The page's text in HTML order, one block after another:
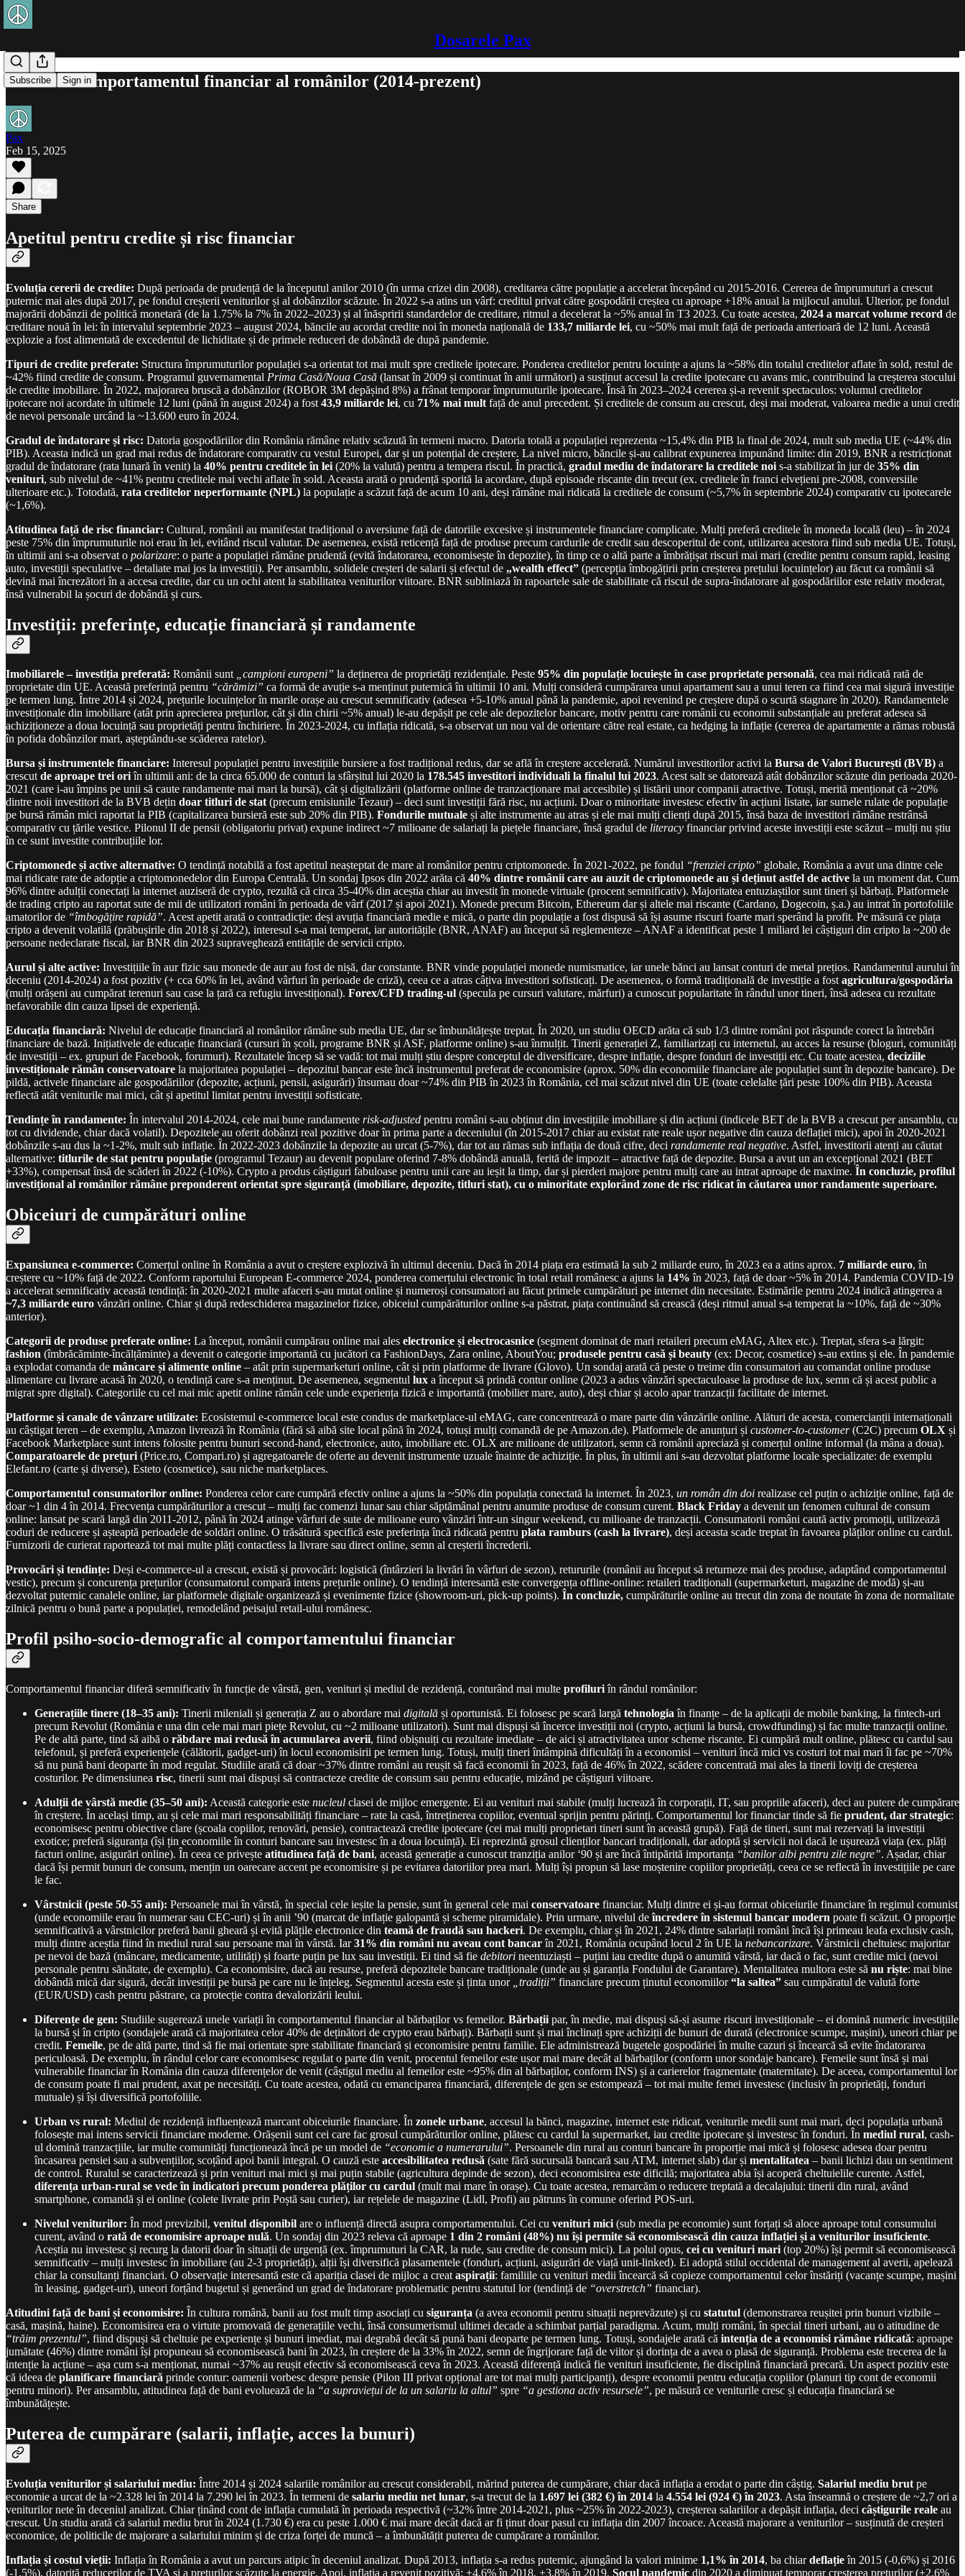
Dosarele Pax
Subscribe Sign in
Analiză: Comportamentul financiar al românilor (2014-prezent)
Pax
Feb 15, 2025
Share
Apetitul pentru credite și risc financiar
Evoluția cererii de credite: După perioada de prudență de la începutul anilor 2010 (în urma crizei din 2008), creditarea către populație a accelerat începând cu 2015-2016. Cererea de împrumuturi a crescut
puternic mai ales după 2017, pe fondul creșterii veniturilor și al dobânzilor scăzute. În 2022 s-a atins un vârf: creditul privat către gospodării creștea cu aproape +18% anual la mijlocul anului. Ulterior, pe fondul
majorării dobânzii de politică monetară (de la 1.75% la 7% în 2022–2023) și al înăspririi standardelor de creditare, ritmul a decelerat la ~5% anual în T3 2023. Cu toate acestea, 2024 a marcat volume record de
creditare nouă în lei: în intervalul septembrie 2023 – august 2024, băncile au acordat credite noi în moneda națională de 133,7 miliarde lei, cu ~50% mai mult față de perioada anterioară de 12 luni. Această
explozie a fost alimentată de excedentul de lichiditate și de primele reduceri de dobândă de după pandemie.
Tipuri de credite preferate: Structura împrumuturilor populației s-a orientat tot mai mult spre creditele ipotecare. Ponderea creditelor pentru locuințe a ajuns la ~58% din totalul creditelor aflate în sold, restul de
~42% fiind credite de consum. Programul guvernamental Prima Casă/Noua Casă (lansat în 2009 și continuat în anii următori) a susținut accesul la credite ipotecare cu avans mic, contribuind la creșterea stocului
de credite imobiliare. În 2022, majorarea bruscă a dobânzilor (ROBOR 3M depășind 8%) a frânat temporar împrumuturile ipotecare. Însă în 2023–2024 cererea și-a revenit spectaculos: volumul creditelor
ipotecare noi acordate în ultimele 12 luni (până în august 2024) a fost 43,9 miliarde lei, cu 71% mai mult față de anul precedent. Și creditele de consum au crescut, deși mai moderat, valoarea medie a unui credit
de nevoi personale urcând la ~13.600 euro în 2024.
Gradul de îndatorare și risc: Datoria gospodăriilor din România rămâne relativ scăzută în termeni macro. Datoria totală a populației reprezenta ~15,4% din PIB la final de 2024, mult sub media UE (~44% din
PIB). Aceasta indică un grad mai redus de îndatorare comparativ cu vestul Europei, dar și un potențial de creștere. La nivel micro, băncile și-au calibrat expunerea impunând limite: din 2019, BNR a restricționat
gradul de îndatorare (rata lunară în venit) la 40% pentru creditele în lei (20% la valută) pentru a tempera riscul. În practică, gradul mediu de îndatorare la creditele noi s-a stabilizat în jur de 35% din
venituri, sub nivelul de ~41% pentru creditele mai vechi aflate în sold. Aceasta arată o prudență sporită la acordare, după episoade riscante din trecut (ex. creditele în franci elvețieni pre-2008, conversiile
ulterioare etc.). Totodată, rata creditelor neperformante (NPL) la populație a scăzut față de acum 10 ani, deși rămâne mai ridicată la creditele de consum (~5,7% în septembrie 2024) comparativ cu ipotecarele
(~1,6%).
Atitudinea față de risc financiar: Cultural, românii au manifestat tradițional o aversiune față de datoriile excesive și instrumentele financiare complicate. Mulți preferă creditele în moneda locală (leu) – în 2024
peste 75% din împrumuturile noi erau în lei, evitând riscul valutar. De asemenea, există reticență față de produse precum cardurile de credit sau descoperitul de cont, utilizarea acestora fiind sub media UE. Totuși,
în ultimii ani s-a observat o polarizare: o parte a populației rămâne prudentă (evită îndatorarea, economisește în depozite), în timp ce o altă parte a îmbrățișat riscuri mai mari (credite pentru consum rapid, leasing
auto, investiții speculative – detaliate mai jos la investiții). Per ansamblu, solidele creșteri de salarii și efectul de „wealth effect” (percepția îmbogățirii prin creșterea prețului locuințelor) au făcut ca românii să
devină mai încrezători în a accesa credite, dar cu un ochi atent la stabilitatea veniturilor viitoare. BNR subliniază în rapoartele sale de stabilitate că riscul de supra-îndatorare al gospodăriilor este relativ moderat,
însă vulnerabil la șocuri de dobândă și curs.
Investiții: preferințe, educație financiară și randamente
Imobiliarele – investiția preferată: Românii sunt „campioni europeni” la deținerea de proprietăți rezidențiale. Peste 95% din populație locuiește în case proprietate personală, cea mai ridicată rată de
proprietate din UE. Această preferință pentru “cărămizi” ca formă de avuție s-a menținut puternică în ultimii 10 ani. Mulți consideră cumpărarea unui apartament sau a unui teren ca fiind cea mai sigură investiție
pe termen lung. Între 2014 și 2024, prețurile locuințelor în marile orașe au crescut semnificativ (adesea +5-10% anual până la pandemie, apoi revenind pe creștere după o scurtă stagnare în 2020). Randamentele
investiționale din imobiliare (atât prin aprecierea prețurilor, cât și din chirii ~5% anual) le-au depășit pe cele ale depozitelor bancare, motiv pentru care românii cu economii substanțiale au preferat adesea să
achiziționeze a doua locuință sau proprietăți pentru închiriere. În 2023-2024, cu inflația ridicată, s-a observat un nou val de orientare către real estate, ca hedging la inflație (cererea de apartamente a rămas robustă
în pofida dobânzilor mari, așteptându-se scăderea ratelor).
Bursa și instrumentele financiare: Interesul populației pentru investițiile bursiere a fost tradițional redus, dar se află în creștere accelerată. Numărul investitorilor activi la Bursa de Valori București (BVB) a
crescutde aproape trei oriîn ultimii ani: de la circa 65.000 de conturi la sfârșitul lui 2020 la 178.545 investitori individuali la finalul lui 2023. Acest salt se datorează atât dobânzilor scăzute din perioada 2020-
2021 (care i-au împins pe unii să caute randamente mai mari la bursă), cât și digitalizării (platforme online de tranzacționare mai accesibile) și listării unor companii atractive. Totuși, merită menționat că ~20%
dintre noii investitori de la BVB dețin doar titluri de stat(precum emisiunile Tezaur) – deci sunt investiții fără risc, nu acțiuni. Doar o minoritate investesc efectiv în acțiuni listate, iar sumele rulate de populație
pe bursă rămân mici raportat la PIB (capitalizarea bursieră este sub 20% din PIB). Fondurile mutuale și alte instrumente au atras și ele mai mulți clienți după 2015, însă baza de investitori rămâne restrânsă
comparativ cu țările vestice. Pilonul II de pensii (obligatoriu privat) expune indirect ~7 milioane de salariați la piețele financiare, însă gradul de literacy financiar privind aceste investiții este scăzut – mulți nu știu
în ce sunt investite contribuțiile lor.
Criptomonede și active alternative: O tendință notabilă a fost apetitul neașteptat de mare al românilor pentru criptomonede. În 2021-2022, pe fondul “frenziei cripto” globale, România a avut una dintre cele
mai ridicate rate de adopție a criptomonedelor din Europa Centrală. Un sondaj Ipsos din 2022 arăta că 40% dintre românii care au auzit de criptomonede au și deținut astfel de active la un moment dat. Cum
96% dintre adulții conectați la internet auziseră de crypto, rezultă că circa 35-40% din aceștia chiar au investit în monede virtuale (procent semnificativ). Majoritatea entuziaștilor sunt tineri și bărbați. Platformele
de trading cripto au raportat sute de mii de utilizatori români în perioada de vârf (2017 și apoi 2021). Monede precum Bitcoin, Ethereum dar și altele mai riscante (Cardano, Dogecoin, ș.a.) au intrat în portofoliile
amatorilor de “îmbogățire rapidă”. Acest apetit arată o contradicție: deși avuția financiară medie e mică, o parte din populație a fost dispusă să își asume riscuri foarte mari sperând la profit. Pe măsură ce piața
cripto a devenit volatilă (prăbușirile din 2018 și 2022), interesul s-a mai temperat, iar autoritățile (BNR, ANAF) au început să reglementeze – ANAF a identificat peste 1 miliard lei câștiguri din cripto la ~200 de
persoane nedeclarate fiscal, iar BNR din 2023 supraveghează entitățile de servicii cripto.
Aurul și alte active: Investițiile în aur fizic sau monede de aur au fost de nișă, dar constante. BNR vinde populației monede numismatice, iar unele bănci au lansat conturi de metal prețios. Randamentul aurului în
deceniu (2014-2024) a fost pozitiv (+ cca 60% în lei, având vârfuri în perioade de criză), ceea ce a atras câțiva investitori sofisticați. De asemenea, o formă tradițională de investiție a fostagricultura/gospodăria
(mulți orășeni au cumpărat terenuri sau case la țară ca refugiu investițional). Forex/CFD trading-ul (specula pe cursuri valutare, mărfuri) a cunoscut popularitate în rândul unor tineri, însă adesea cu rezultate
nefavorabile din cauza lipsei de experiență.
Educația financiară: Nivelul de educație financiară al românilor rămâne sub media UE, dar se îmbunătățește treptat. În 2020, un studiu OECD arăta că sub 1/3 dintre români pot răspunde corect la întrebări
financiare de bază. Inițiativele de educație financiară (cursuri în școli, programe BNR și ASF, platforme online) s-au înmulțit. Tinerii generației Z, familiarizați cu internetul, au acces la resurse (bloguri, comunități
de investiții – ex. grupuri de Facebook, forumuri). Rezultatele încep să se vadă: tot mai mulți știu despre conceptul de diversificare, despre inflație, despre fonduri de investiții etc. Cu toate acestea, deciziile
investiționale rămân conservatoare la majoritatea populației – depozitul bancar este încă instrumentul preferat de economisire (aprox. 50% din economiile financiare ale populației sunt în depozite bancare). De
pildă, activele financiare ale gospodăriilor (depozite, acțiuni, pensii, asigurări) însumau doar ~74% din PIB în 2023 în România, cel mai scăzut nivel din UE (toate celelalte țări peste 100% din PIB). Aceasta
reflectă atât veniturile mai mici, cât și apetitul limitat pentru investiții sofisticate.
Tendințe în randamente: În intervalul 2014-2024, cele mai bune randamente risk-adjusted pentru români s-au obținut din investițiile imobiliare și din acțiuni (indicele BET de la BVB a crescut per ansamblu, cu
tot cu dividende, chiar dacă volatil). Depozitele au oferit dobânzi real pozitive doar în prima parte a deceniului (în 2015-2017 chiar au existat rate reale ușor negative din cauza deflației mici), apoi în 2020-2021
dobânzile s-au dus la ~1-2%, mult sub inflație. În 2022-2023 dobânzile la depozite au urcat (5-7%), dar tot au rămas sub inflația de două cifre, deci randamente real negative. Astfel, investitorii atenți au căutat
alternative: titlurile de stat pentru populație (programul Tezaur) au devenit populare oferind 7-8% dobândă anuală, ferită de impozit – atractive față de depozite. Bursa a avut un an excepțional 2021 (BET
+33%), compensat însă de scăderi în 2022 (-10%). Crypto a produs câștiguri fabuloase pentru unii care au ieșit la timp, dar și pierderi majore pentru mulți care au intrat aproape de maxime. În concluzie, profilul
investițional al românilor rămâne preponderent orientat spre siguranță (imobiliare, depozite, titluri stat), cu o minoritate explorând zone de risc ridicat în căutarea unor randamente superioare.
Obiceiuri de cumpărături online
Expansiunea e-commerce: Comerțul online în România a avut o creștere explozivă în ultimul deceniu. Dacă în 2014 piața era estimată la sub 2 miliarde euro, în 2023 ea a atins aprox. 7 miliarde euro, în
creștere cu ~10% față de 2022. Conform raportului European E-commerce 2024, ponderea comerțului electronic în total retail românesc a ajuns la 14% în 2023, față de doar ~5% în 2014. Pandemia COVID-19
a accelerat semnificativ această tendință: în 2020-2021 multe afaceri s-au mutat online și numeroși consumatori au făcut primele cumpărături pe internet din necesitate. Estimările pentru 2024 indică atingerea a
~7,3 miliarde euro vânzări online. Chiar și după redeschiderea magazinelor fizice, obiceiul cumpărăturilor online s-a păstrat, piața continuând să crească (deși ritmul anual s-a temperat la ~10%, față de ~30%
anterior).
Categorii de produse preferate online: La început, românii cumpărau online mai ales electronice și electrocasnice (segment dominat de mari retaileri precum eMAG, Altex etc.). Treptat, sfera s-a lărgit:
fashion (îmbrăcăminte-încălțăminte) a devenit o categorie importantă cu jucători ca FashionDays, Zara online, AboutYou; produsele pentru casă și beauty (ex: Decor, cosmetice) s-au extins și ele. În pandemie
a explodat comanda de mâncare și alimente online – atât prin supermarketuri online, cât și prin platforme de livrare (Glovo). Un sondaj arată că peste o treime din consumatori au comandat online produse
alimentare cu livrare acasă în 2020, o tendință care s-a menținut. De asemenea, segmentul lux a început să prindă contur online (2023 a adus vânzări spectaculoase la produse de lux, semn că și acest public a
migrat spre digital). Categoriile cu cel mai mic apetit online rămân cele unde experiența fizică e importantă (mobilier mare, auto), deși chiar și acolo apar tranzacții facilitate de internet.
Platforme și canale de vânzare utilizate: Ecosistemul e-commerce local este condus de marketplace-ul eMAG, care concentrează o mare parte din vânzările online. Alături de acesta, comercianții internaționali
au câștigat teren – de exemplu, Amazon livrează în România (fără să aibă site local până în 2024, totuși mulți comandă de pe Amazon.de). Platformele de anunțuri și customer-to-customer(C2C) precum OLX și
Facebook Marketplace sunt intens folosite pentru bunuri second-hand, electronice, auto, imobiliare etc. OLX are milioane de utilizatori, semn că românii apreciază și comerțul online informal (la mâna a doua).
Comparatoarele de prețuri (Price.ro, Compari.ro) și agregatoarele de oferte au devenit instrumente uzuale înainte de achiziție. În plus, în ultimii ani s-au dezvoltat platforme locale specializate: de exemplu
Elefant.ro (carte și diverse), Esteto (cosmetice), sau niche marketplaces.
Comportamentul consumatorilor online: Ponderea celor care cumpără efectiv online a ajuns la ~50% din populația conectată la internet. În 2023, un român din doi realizase cel puțin o achiziție online, față de
doar ~1 din 4 în 2014. Frecvența cumpărăturilor a crescut – mulți fac comenzi lunar sau chiar săptămânal pentru anumite produse de consum curent. Black Friday a devenit un fenomen cultural de consum
online: lansat pe scară largă din 2011-2012, până în 2024 atinge vârfuri de sute de milioane euro vânzări într-un singur weekend, cu milioane de tranzacții. Consumatorii români caută activ promoții, utilizează
coduri de reducere și așteaptă perioadele de soldări online. O trăsătură specifică este preferința încă ridicată pentru plata ramburs (cash la livrare), deși aceasta scade treptat în favoarea plăților online cu cardul.
Furnizorii de curierat raportează tot mai multe plăți contactless la livrare sau direct online, semn al creșterii încrederii.
Provocări și tendințe: Deși e-commerce-ul a crescut, există și provocări: logistică (întârzieri la livrări în vârfuri de sezon), retururile (românii au început să returneze mai des produse, adaptând comportamentul
vestic), precum și concurența prețurilor (consumatorul compară intens prețurile online). O tendință interesantă este convergența offline-online: retaileri tradiționali (supermarketuri, magazine de modă) și-au
dezvoltat puternic canalele online, iar platformele digitale organizează și evenimente fizice (showroom-uri, pick-up points). În concluzie, cumpărăturile online au trecut din zona de noutate în zona de normalitate
zilnică pentru o bună parte a populației, remodelând peisajul retail-ului românesc.
Profil psiho-socio-demografic al comportamentului financiar
Comportamentul financiar diferă semnificativ în funcție de vârstă, gen, venituri și mediul de rezidență, conturând mai multe profiluriîn rândul românilor:
Generațiile tinere (18–35 ani): Tinerii mileniali și generația Z au o abordare mai digitală și oportunistă. Ei folosesc pe scară largă tehnologia în finanțe – de la aplicații de mobile banking, la fintech-uri
precum Revolut (România e una din cele mai mari piețe Revolut, cu ~2 milioane utilizatori). Sunt mai dispuși să încerce investiții noi (crypto, acțiuni la bursă, crowdfunding) și fac multe tranzacții online.
Pe de altă parte, tind să aibă o răbdare mai redusă în acumularea averii, fiind obișnuiți cu rezultate imediate – de aici și atractivitatea unor scheme riscante. Ei cumpără mult online, plătesc cu cardul sau
telefonul, și preferă experiențele (călătorii, gadget-uri) în locul economisirii pe termen lung. Totuși, mulți tineri întâmpină dificultăți în a economisi – venituri încă mici vs costuri tot mai mari îi fac pe ~70%
să nu pună bani deoparte în mod regulat. Studiile arată că doar ~37% dintre români au reușit să facă economii în 2023, față de 46% în 2022, scădere concentrată mai ales la tinerii loviți de creșterea
costurilor. Pe dimensiunea risc, tinerii sunt mai dispuși să contracteze credite de consum sau pentru educație, mizând pe câștiguri viitoare.
Adulții de vârstă medie (35–50 ani): Această categorie este nucleul clasei de mijloc emergente. Ei au venituri mai stabile (mulți lucrează în corporații, IT, sau propriile afaceri), deci au putere de cumpărare
în creștere. În același timp, au și cele mai mari responsabilități financiare – rate la casă, întreținerea copiilor, eventual sprijin pentru părinți. Comportamentul lor financiar tinde să fie prudent, dar strategic:
economisesc pentru obiective clare (școala copiilor, renovări, pensie), contractează credite ipotecare (cei mai mulți proprietari tineri sunt în această grupă). Față de tineri, sunt mai rezervați la investiții
exotice; preferă siguranța (își țin economiile în conturi bancare sau investesc în a doua locuință). Ei reprezintă grosul clienților bancari tradiționali, dar adoptă și servicii noi dacă le ușurează viața (ex. plăți
facturi online, asigurări online). În ceea ce privește atitudinea față de bani, această generație a cunoscut tranziția anilor ‘90 și are încă întipărită importanța “banilor albi pentru zile negre”. Așadar, chiar
dacă își permit bunuri de consum, mențin un oarecare accent pe economisire și pe evitarea datoriilor prea mari. Mulți își propun să lase moștenire copiilor proprietăți, ceea ce se reflectă în investițiile pe care
le fac.
Vârstnicii (peste 50-55 ani): Persoanele mai în vârstă, în special cele ieșite la pensie, sunt în general cele mai conservatoare financiar. Mulți dintre ei și-au format obiceiurile financiare în regimul comunist
(unde economiile erau în numerar sau CEC-uri) și în anii ’90 (marcat de inflație galopantă și scheme piramidale). Prin urmare, nivelul deîncredere în sistemul bancar modern poate fi scăzut. O proporție
semnificativă a vârstnicilor preferă banii gheară și evită plățile electronice din teamă de fraudă sau hackeri. De exemplu, chiar și în 2021, 24% dintre salariații români încă își primeau leafa exclusiv cash,
mulți dintre aceștia fiind în mediul rural sau persoane mai în vârstă. Iar31% din români nu aveau cont bancarîn 2021, România ocupând locul 2 în UE la nebancarizare. Vârstnicii cheltuiesc majoritar
pe nevoi de bază (mâncare, medicamente, utilități) și foarte puțin pe lux sau investiții. Ei tind să fie debitori neentuziaști – puțini iau credite după o anumită vârstă, iar dacă o fac, sunt credite mici (nevoi
personale pentru sănătate, de exemplu). Ca economisire, dacă au resurse, preferă depozitele bancare tradiționale (unde au și garanția Fondului de Garantare). Mentalitatea multora este să nu riște: mai bine
dobândă mică dar sigură, decât investiții pe bursă pe care nu le înțeleg. Segmentul acesta este și ținta unor
„tradiții” financiare precum ținutul economiilor“la saltea” sau cumpăratul de valută forte
(EUR/USD) cash pentru păstrare, ca protecție contra devalorizării leului.
Diferențe de gen: Studiile sugerează unele variații în comportamentul financiar al bărbaților vs femeilor. Bărbații par, în medie, mai dispuși să-și asume riscuri investiționale – ei domină numeric investițiile
la bursă și în cripto (sondajele arată că majoritatea celor 40% de deținători de crypto erau bărbați). Bărbații sunt și mai înclinați spre achiziții de bunuri de durată (electronice scumpe, mașini), uneori chiar pe
credit. Femeile, pe de altă parte, tind să fie mai orientate spre stabilitate financiară și economisire pentru familie. Ele administrează bugetele gospodăriei în multe cazuri și încearcă să evite îndatorarea
periculoasă. De exemplu, în rândul celor care economisesc regulat o parte din venit, procentul femeilor este ușor mai mare decât al bărbaților (conform unor sondaje bancare). Femeile sunt însă și mai
vulnerabile financiar în România din cauza diferențelor de venit (câștigul mediu al femeilor este ~95% din al bărbaților, conform INS) și a carierelor fragmentate (maternitate). De aceea, comportamentul lor
de consum poate fi mai prudent, axat pe necesități. Cu toate acestea, odată cu emanciparea financiară, diferențele de gen se estompează – tot mai multe femei investesc (inclusiv în proprietăți, fonduri
mutuale) și își diversifică portofoliile.
Urban vs rural: Mediul de rezidență influențează marcant obiceiurile financiare. În zonele urbane, accesul la bănci, magazine, internet este ridicat, veniturile medii sunt mai mari, deci populația urbană
folosește mai intens servicii financiare moderne. Orășenii sunt cei care fac grosul cumpărăturilor online, plătesc cu cardul la supermarket, iau credite ipotecare și investesc în fonduri. În mediul rural, cash-
ul domină tranzacțiile, iar multe comunități funcționează încă pe un model de “economie a numerarului”. Persoanele din rural au conturi bancare în proporție mai mică și folosesc adesea doar pentru
încasarea pensiei sau a subvențiilor, scoțând apoi banii integral. O cauză este accesibilitatea redusă (sate fără sucursală bancară sau ATM, internet slab) dar și mentalitatea – banii lichizi dau un sentiment
de control. Ruralul se caracterizează și prin venituri mai mici și mai puțin stabile (agricultura depinde de sezon), deci economisirea este dificilă; majoritatea abia își acoperă cheltuielile curente. Astfel,
diferența urban-rural se vede în indicatori precum ponderea plăților cu cardul (mult mai mare în orașe). Cu toate acestea, remarcăm o reducere treptată a decalajului: tinerii din rural, având
smartphone, comandă și ei online (colete livrate prin Poștă sau curier), iar rețelele de magazine (Lidl, Profi) au pătruns în comune oferind POS-uri.
Nivelul veniturilor: În mod previzibil, venitul disponibil are o influență directă asupra comportamentului. Cei cu venituri mici (sub media pe economie) sunt forțați să aloce aproape totul consumului
curent, având o rată de economisire aproape nulă. Un sondaj din 2023 releva că aproape 1 din 2 români (48%) nu își permite să economisească din cauza inflației și a veniturilor insuficiente.
Aceștia nu investesc și recurg la datorii doar în situații de urgență (ex. împrumuturi la CAR, la rude, sau credite de consum mici). La polul opus, cei cu venituri mari (top 20%) își permit să economisească
semnificativ – mulți investesc în imobiliare (au 2-3 proprietăți), alții își diversifică plasamentele (fonduri, acțiuni, asigurări de viață unit-linked). Ei adoptă stilul occidental de management al averii, apelează
chiar la consultanți financiari. O observație interesantă este că apariția clasei de mijloc a creat aspirații: familiile cu venituri medii încearcă să copieze comportamentul celor înstăriți (vacanțe scumpe, mașini
în leasing, gadget-uri), uneori forțând bugetul și generând un grad de îndatorare problematic pentru statutul lor (tendință de “overstretch” financiar).
Atitudini față de bani și economisire: În cultura română, banii au fost mult timp asociați cu siguranța (a avea economii pentru situații neprevăzute) și cu statutul (demonstrarea reușitei prin bunuri vizibile –
casă, mașină, haine). Economisirea era o virtute promovată de generațiile vechi, însă consumerismul ultimei decade a schimbat parțial paradigma. Acum, mulți români, în special tineri urbani, au o atitudine de
“trăim prezentul”, fiind dispuși să cheltuie pe experiențe și bunuri imediat, mai degrabă decât să pună bani deoparte pe termen lung. Totuși, sondajele arată că intenția de a economisi rămâne ridicată: aproape
jumătate (46%) dintre români își propuneau să economisească bani în 2023, în creștere de la 33% în 2022, semn de îngrijorare față de viitor și dorința de a avea o plasă de siguranță. Problema este trecerea de la
intenție la acțiune – așa cum s-a menționat, numai ~37% au reușit efectiv să economisească ceva în 2023. Această diferență indică fie venituri insuficiente, fie disciplină financiară precară. Un aspect pozitiv este
că ideea de planificare financiară prinde contur: oamenii vorbesc despre pensie (Pilon III privat opțional are tot mai mulți participanți), despre economii pentru educația copiilor (planuri tip cont de economii
pentru minori). Per ansamblu, atitudinea față de bani evoluează de la “a supraviețui de la un salariu la altul” spre “a gestiona activ resursele”, pe măsură ce veniturile cresc și educația financiară se
îmbunătățește.
Puterea de cumpărare (salarii, inflație, acces la bunuri)
Evoluția veniturilor și salariului mediu: Între 2014 și 2024 salariile românilor au crescut considerabil, mărind puterea de cumpărare, chiar dacă inflația a erodat o parte din câștig. Salariul mediu brut pe
economie a urcat de la ~2.328 lei în 2014 la 7.290 lei în 2023. În termeni de salariu mediu net lunar, s-a trecut de la 1.697 lei (382 €) în 2014 la 4.554 lei (924 €) în 2023. Asta înseamnă o creștere de ~2,7 ori a
veniturilor nete în deceniul analizat. Chiar ținând cont de inflația cumulată în perioada respectivă (~32% între 2014-2021, plus ~25% în 2022-2023), creșterea salariilor a depășit inflația, deci câștigurile reale au
crescut. Un studiu arată că salariul mediu brut în 2024 (1.730 €) era cu peste 1.000 € mai mare decât dacă ar fi ținut doar pasul cu inflația din 2007 încoace. Această majorare a veniturilor – susținută de creșteri
economice, de politicile de majorare a salariului minim și de criza forței de muncă – a îmbunătățit puterea de cumpărare a românilor.
Inflația și costul vieții: Inflația în România a avut un parcurs atipic în deceniul analizat. După 2013, inflația s-a redus puternic, ajungând la valori minime 1,1% în 2014, ba chiardeflațieîn 2015 (-0,6%) și 2016
(-1,5%), datorită reducerilor de TVA și a prețurilor scăzute la energie. Apoi, inflația a revenit pozitivă: +4,6% în 2018, +3,8% în 2019. Șocul pandemic din 2020 a diminuat temporar creșterea prețurilor (+2,6%